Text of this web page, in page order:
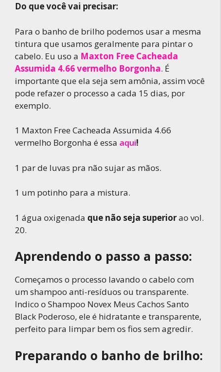
Do que você vai precisar:
Para o banho de brilho podemos usar a mesma
tintura que usamos geralmente para pintar o
cabelo. Eu uso a Maxton Free Cacheada
Assumida 4.66 vermelho Borgonha. É
importante que ela seja sem amônia, assim você
pode refazer o processo a cada 15 dias, por
exemplo.
1 Maxton Free Cacheada Assumida 4.66
vermelho Borgonha é essa aqui!
1 par de luvas pra não sujar as mãos.
1 um potinho para a mistura.
1 água oxigenada que não seja superiorao vol.
20.
Aprendendo o passo a passo:
Começamos o processo lavando o cabelo com
um shampoo anti-resíduos ou transparente.
Indico o Shampoo Novex Meus Cachos Santo
Black Poderoso, ele é hidratante e transparente,
perfeito para limpar bem os fios sem agredir.
Preparando o banho de brilho: